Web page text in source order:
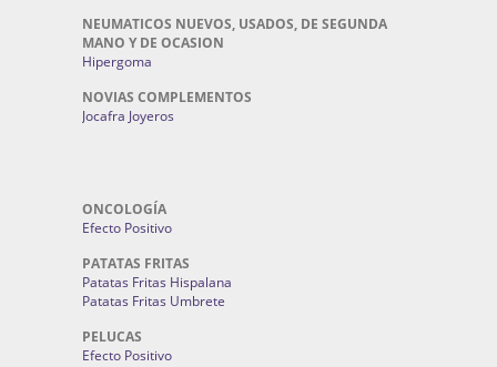
NEUMATICOS NUEVOS, USADOS, DE SEGUNDA
MANO Y DE OCASION
Hipergoma
NOVIAS COMPLEMENTOS
Jocafra Joyeros
ONCOLOGÍA
Efecto Positivo
PATATAS FRITAS
Patatas Fritas Hispalana
Patatas Fritas Umbrete
PELUCAS
Efecto Positivo